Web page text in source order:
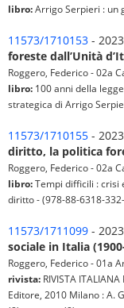
libro:Arrigo Serpieri : un
11573/1710153 -
foreste dall’Unità
Roggero, Federico - 02a
libro: 100 anni della
strategica di Arrigo
11573/1710155 -
diritto, la politica
Roggero, Federico - 02a
libro:Tempi difficili : crisi
diritto - (978-88-6318-
11573/1711099 -
sociale in Italia
Roggero, Federico - 01a
rivista: RIVISTA
Editore, 2010 Milano : A.